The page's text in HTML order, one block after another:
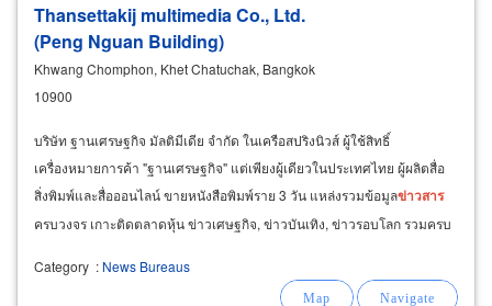
Thansettakij multimedia Co., Ltd.
(Peng Nguan Building)
Khwang Chomphon, Khet Chatuchak, Bangkok
10900
บริษัท ฐานเศรษฐกิจ มัลติมีเดีย จำกัด ในเครือสปริงนิวส์ ผู้ใช้สิทธิ์
เครื่องหมายการค้า "ฐานเศรษฐกิจ" แต่เพียงผู้เดียวในประเทศไทย ผู้ผลิตสื่อ
สิ่งพิมพ์และสื่อออนไลน์ ขายหนังสือพิมพ์ราย 3 วัน แหล่งรวมข้อมูลข่าวสาร
ครบวงจร เกาะติดตลาดหุ้น ข่าวเศษฐกิจ, ข่าวบันเทิง, ข่าวรอบโลก รวมครบ
Category : News Bureaus